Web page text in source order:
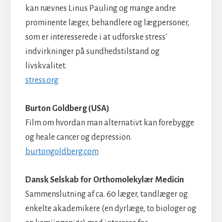
kan nævnes Linus Pauling og mange andre
prominente læger, behandlere og lægpersoner,
som er interesserede i at udforske stress'
indvirkninger på sundhedstilstand og
livskvalitet.
stress.org
Burton Goldberg (USA)
Film om hvordan man alternativt kan forebygge
og heale cancer og depression.
burtongoldberg.com
Dansk Selskab for Orthomolekylær Medicin
Sammenslutning af ca. 60 læger, tandlæger og
enkelte akademikere (en dyrlæge, to biologer og